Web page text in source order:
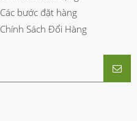
Các bước đặt hàng
Chính Sách Đổi Hàng